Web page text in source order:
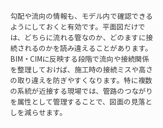
勾配や流向の情報も、モデル内で確認できる
ようにしておくと有効です。平面図だけで
は、どちらに流れる管なのか、どのますに接
続されるのかを読み違えることがあります。
BIM・CIMに反映する段階で流向や接続関係
を整理しておけば、施工時の接続ミスや高さ
の取り違えを防ぎやすくなります。特に複数
の系統が近接する現場では、管路のつながり
を属性として管理することで、図面の見落と
しを減らせます。